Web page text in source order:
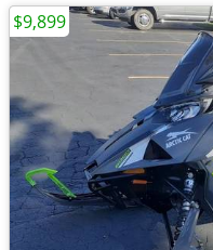
$9,899